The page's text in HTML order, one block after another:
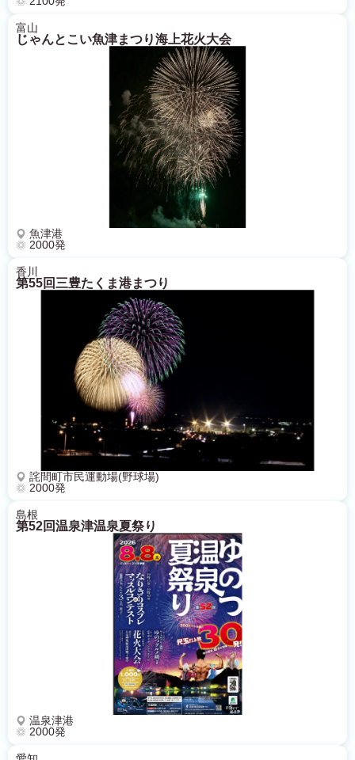
富山
じゃんとこい魚津まつり海上花火大会
魚津港
2000発
香川
第55回三豊たくま港まつり
詫間町市民運動場(野球場)
2000発
島根
第52回温泉津温泉夏祭り
温泉津港
2000発